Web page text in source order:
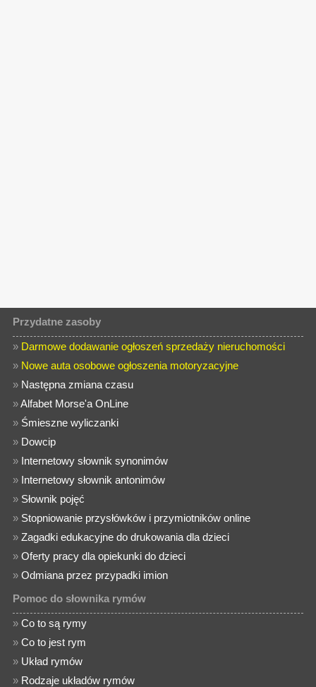
Przydatne zasoby
» Darmowe dodawanie ogłoszeń sprzedaży nieruchomości
» Nowe auta osobowe ogłoszenia motoryzacyjne
» Następna zmiana czasu
»Alfabet Morse'a OnLine
» Śmieszne wyliczanki
» Dowcip
» Internetowy słownik synonimów
» Internetowy słownik antonimów
» Słownik pojęć
» Stopniowanie przysłówków i przymiotników online
»Zagadki edukacyjne do drukowania dla dzieci
»Oferty pracy dla opiekunki do dzieci
»Odmiana przez przypadki imion
Pomoc do słownika rymów
»Co to są rymy
»Co to jest rym
» Układ rymów
» Rodzaje układów rymów